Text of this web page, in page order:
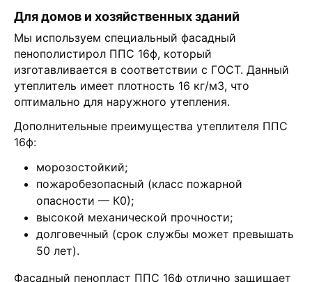
Для домов и хозяйственных зданий
Мы используем специальный фасадный
пенополистирол ППС 16ф, который
изготавливается в соответствии с ГОСТ. Данный
утеплитель имеет плотность 16 кг/м3, что
оптимально для наружного утепления.
Дополнительные преимущества утеплителя ППС
16ф:
морозостойкий;
пожаробезопасный (класс пожарной
опасности — К0);
высокой механической прочности;
долговечный (срок службы может превышать
50 лет).
Фасадный пенопласт ППС 16ф отлично защищает